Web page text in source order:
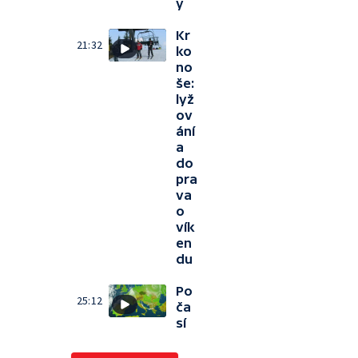
y
21:32
Kr
ko
no
še:
lyž
ov
ání
a
do
pra
va
o
vík
en
du
25:12
Po
ča
sí